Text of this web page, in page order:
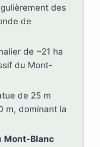
des
de
de ~21 ha
du Mont-
de 25 m
m, dominant la
Mont-Blanc